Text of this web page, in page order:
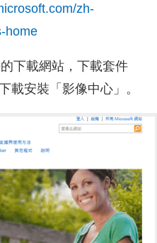
zh-
home
下載網站，下載套件
載安裝「影像中心」。